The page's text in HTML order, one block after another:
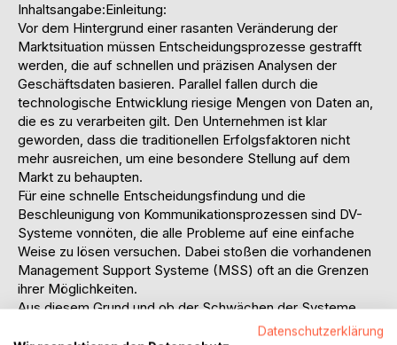
Inhaltsangabe:Einleitung:
Vor dem Hintergrund einer rasanten Veränderung der
Marktsituation müssen Entscheidungsprozesse gestrafft
werden, die auf schnellen und präzisen Analysen der
Geschäftsdaten basieren. Parallel fallen durch die
technologische Entwicklung riesige Mengen von Daten an,
die es zu verarbeiten gilt. Den Unternehmen ist klar
geworden, dass die traditionellen Erfolgsfaktoren nicht
mehr ausreichen, um eine besondere Stellung auf dem
Markt zu behaupten.
Für eine schnelle Entscheidungsfindung und die
Beschleunigung von Kommunikationsprozessen sind DV-
Systeme vonnöten, die alle Probleme auf eine einfache
Weise zu lösen versuchen. Dabei stoßen die vorhandenen
Management Support Systeme (MSS) oft an die Grenzen
ihrer Möglichkeiten.
Aus diesem Grund und ob der Schwächen der Systeme
haben sich konkrete Lösungen und AnsätzeDatenschutzerklärung